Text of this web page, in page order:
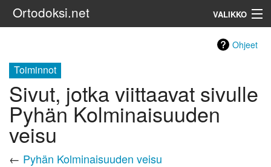
Ortodoksi.net VALIKKO
Ohjeet
Toiminnot
Sivut, jotka viittaavat sivulle
Pyhän Kolminaisuuden
veisu
← Pyhän Kolminaisuuden veisu